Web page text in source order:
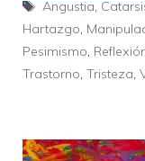
Etiquetas
Angustia,
Hartazgo,
Pesimismo,
Trastorno, Tristeza,